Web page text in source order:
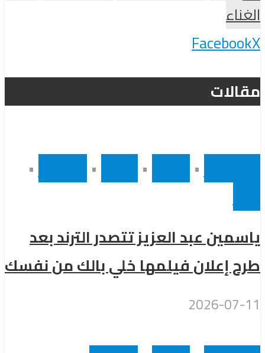
الغناء
FacebookX
مقالات
•
•
•
•
ياسمين عبد العزيز تتصدر الترند بعد
طرح إعلان فيلمها خلي بالك من نفسك
2026-07-11